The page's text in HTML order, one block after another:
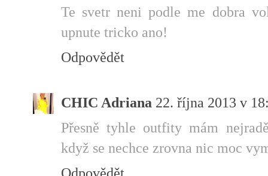
Te svetr neni podle me dobra
upnute tricko ano!
Odpovědět
CHIC Adriana 22. října 2013 v
Přesně tyhle outfity mám
když se nechce zrovna nic moc
Odpovědět